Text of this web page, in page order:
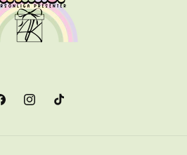
InstagramTikTok